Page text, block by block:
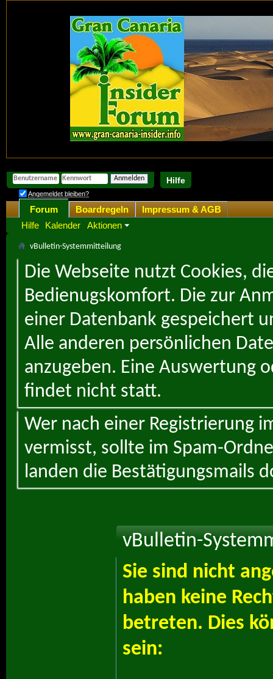
Hilfe
Angemeldet bleiben?
Forum
Hilfe
Kalender Aktionen
Boardregeln Impressum & AGB
vBulletin-Systemmitteilung
Die Webseite nutzt Cookies,
Bedienugskomfort. Die zur
einer Datenbank gespeichert
Alle anderen persönlichen
anzugeben. Eine Auswertung
findet nicht statt.
Wer nach einer Registrierung
vermisst, sollte im Spam-
landen die Bestätigungsmails
vBulletin-
Sie sind nicht
haben keine
betreten. Dies
sein: